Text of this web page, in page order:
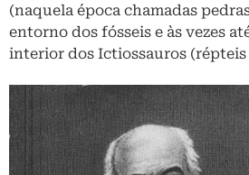
(naquela época chamadas
entorno dos fósseis e às vezes
interior dos Ictiossauros